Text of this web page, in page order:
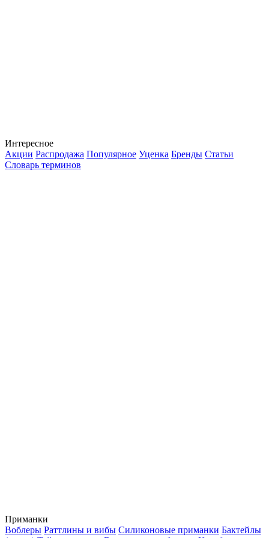
Интересное
Акции Распродажа Популярное Уценка Бренды Статьи
Словарь терминов
Приманки
Воблеры Раттлины и вибы Силиконовые приманки Бактейлы